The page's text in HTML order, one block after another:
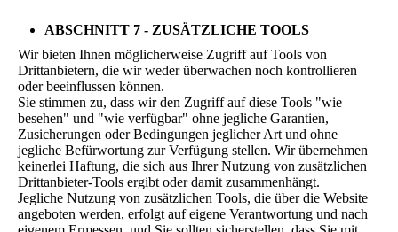
ABSCHNITT 7 - ZUSÄTZLICHE TOOLS
Wir bieten Ihnen möglicherweise Zugriff auf Tools von
Drittanbietern, die wir weder überwachen noch kontrollieren
oder beeinflussen können.
Sie stimmen zu, dass wir den Zugriff auf diese Tools "wie
besehen" und "wie verfügbar" ohne jegliche Garantien,
Zusicherungen oder Bedingungen jeglicher Art und ohne
jegliche Befürwortung zur Verfügung stellen. Wir übernehmen
keinerlei Haftung, die sich aus Ihrer Nutzung von zusätzlichen
Drittanbieter-Tools ergibt oder damit zusammenhängt.
Jegliche Nutzung von zusätzlichen Tools, die über die Website
angeboten werden, erfolgt auf eigene Verantwortung und nach